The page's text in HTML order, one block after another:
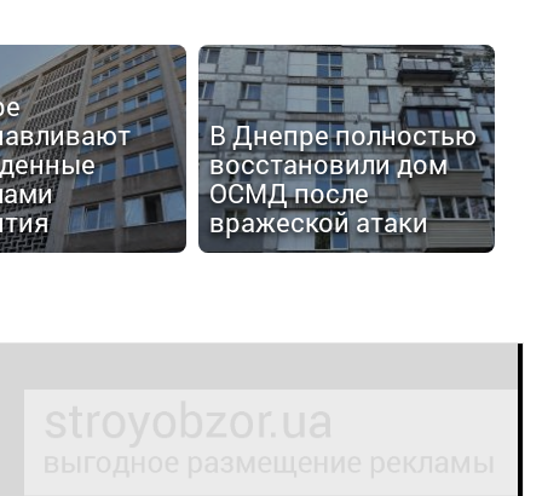
В Днепре полностью
восстановили дом
ОСМД после
вражеской атаки